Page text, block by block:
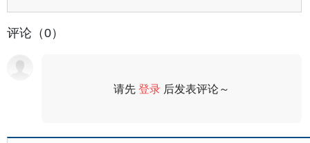
评论（0）
请先登录 后发表评论～